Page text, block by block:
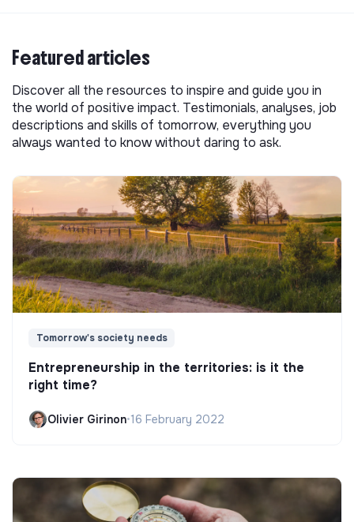
Featured articles
Discover all the resources to inspire and guide you in
the world of positive impact. Testimonials, analyses, job
descriptions and skills of tomorrow, everything you
always wanted to know without daring to ask.
Tomorrow's society needs
Entrepreneurship in the territories: is it the
right time?
Olivier Girinon•16 February 2022